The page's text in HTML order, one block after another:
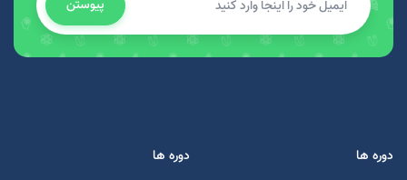
پیوستن
دوره ها دوره ها